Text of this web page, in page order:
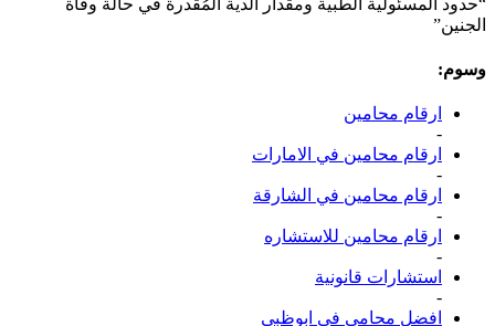
الجنين”
وسوم:
ارقام محامين
-
ارقام محامين في الامارات
-
ارقام محامين في الشارقة
-
ارقام محامين للاستشاره
-
استشارات قانونية
-
افضل محامي في ابوظبي